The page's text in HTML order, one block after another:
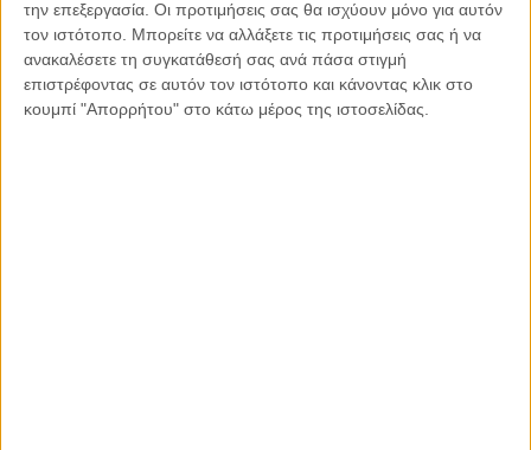
την επεξεργασία. Οι προτιμήσεις σας θα ισχύουν μόνο για αυτόν
τον ιστότοπο. Μπορείτε να αλλάξετε τις προτιμήσεις σας ή να
ανακαλέσετε τη συγκατάθεσή σας ανά πάσα στιγμή
επιστρέφοντας σε αυτόν τον ιστότοπο και κάνοντας κλικ στο
κουμπί "Απορρήτου" στο κάτω μέρος της ιστοσελίδας.
Γιάννης Πανούσης
Μικροδιάβολοι ή άγουροι
εγκληματίες; – Άρθρο – παρέμβαση
στο Propago του Γιάννη Πανούση